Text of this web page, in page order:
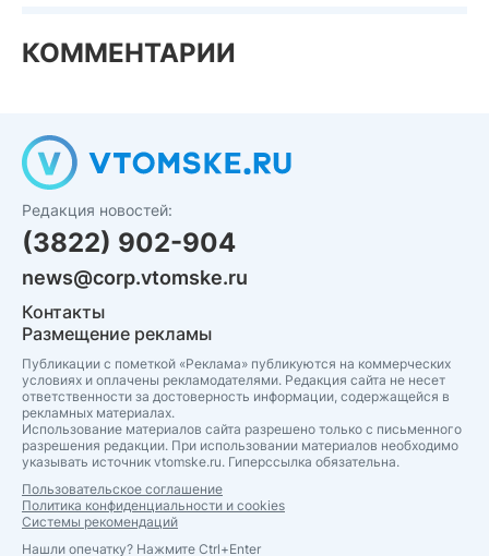
КОММЕНТАРИИ
Редакция новостей:
(3822) 902-904
news@corp.vtomske.ru
Контакты
Размещение рекламы
Публикации с пометкой «Реклама» публикуются на коммерческих
условиях и оплачены рекламодателями. Редакция сайта не несет
ответственности за достоверность информации, содержащейся в
рекламных материалах.
Использование материалов сайта разрешено только с письменного
разрешения редакции. При использовании материалов необходимо
указывать источник vtomske.ru. Гиперссылка обязательна.
Пользовательское соглашение
Политика конфиденциальности и cookies
Системы рекомендаций
Нашли опечатку? Нажмите Ctrl+Enter